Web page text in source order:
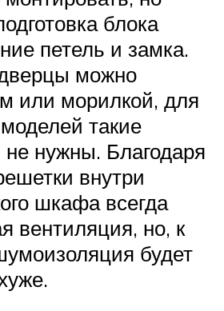
блока
петель и замка.
можно
или морилкой, для
такие
нужны. Благодаря
внутри
шкафа всегда
вентиляция, но, к
будет